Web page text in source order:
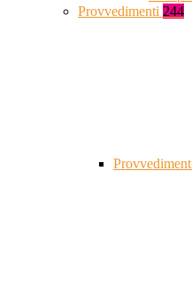
Provvedimenti 244